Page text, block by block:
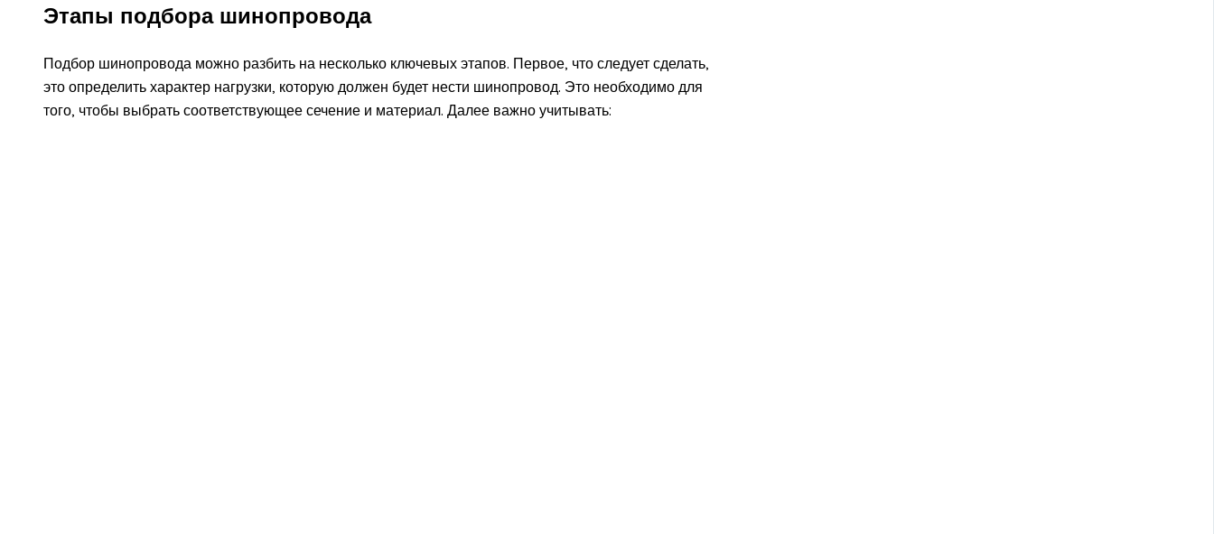
Этапы подбора шинопровода
Подбор шинопровода можно разбить на несколько ключевых этапов. Первое, что следует сделать,
это определить характер нагрузки, которую должен будет нести шинопровод. Это необходимо для
того, чтобы выбрать соответствующее сечение и материал. Далее важно учитывать: